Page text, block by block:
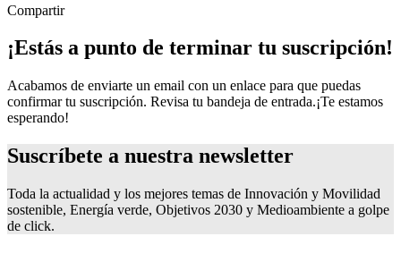
Compartir
¡Estás a punto de terminar tu suscripción!
Acabamos de enviarte un email con un enlace para que puedas
confirmar tu suscripción. Revisa tu bandeja de entrada.¡Te estamos
esperando!
Suscríbete a nuestra newsletter
Toda la actualidad y los mejores temas de Innovación y Movilidad
sostenible, Energía verde, Objetivos 2030 y Medioambiente a golpe
de click.